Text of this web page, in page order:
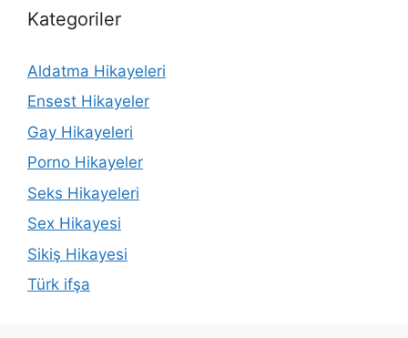
Kategoriler
Aldatma Hikayeleri
Ensest Hikayeler
Gay Hikayeleri
Porno Hikayeler
Seks Hikayeleri
Sex Hikayesi
Sikiş Hikayesi
Türk ifşa